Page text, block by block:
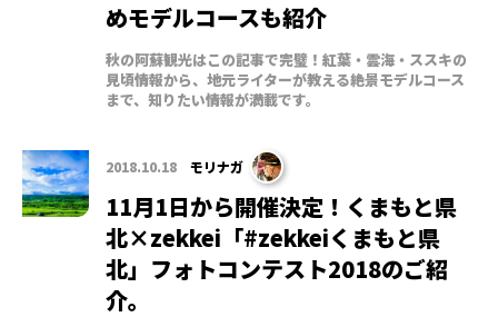
めモデルコースも紹介
秋の阿蘇観光はこの記事で完璧！紅葉・雲海・ススキの
見頃情報から、地元ライターが教える絶景モデルコース
まで、知りたい情報が満載です。
2018.10.18 モリナガ
11月1日から開催決定！くまもと県
北×zekkei「#zekkeiくまもと県
北」フォトコンテスト2018のご紹
介。